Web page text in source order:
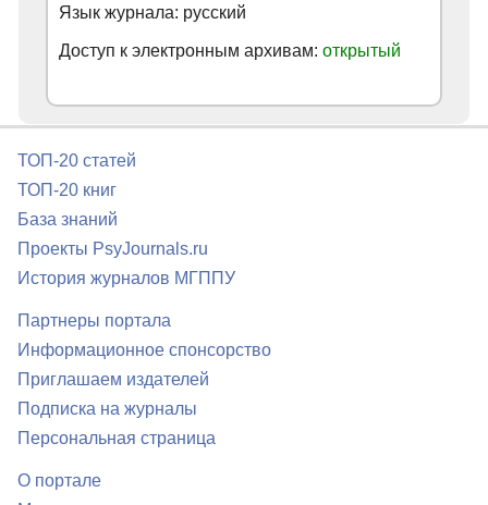
Язык журнала: русский
Доступ к электронным архивам: открытый
ТОП-20 статей
ТОП-20 книг
База знаний
Проекты PsyJournals.ru
История журналов МГППУ
Партнеры портала
Информационное спонсорство
Приглашаем издателей
Подписка на журналы
Персональная страница
О портале